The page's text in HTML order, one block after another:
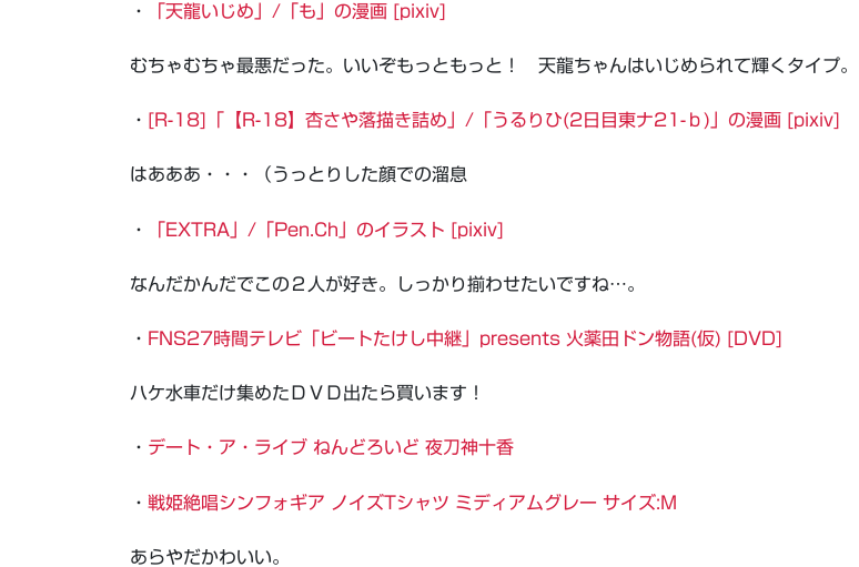
・ 「天龍いじめ」/「も」の漫画 [pixiv]
むちゃむちゃ最悪だった。いいぞもっともっと！ 天龍ちゃんはいじめられて輝くタイプ。
・ [R-18]「【R-18】杏さや落描き詰め」/「うるりひ(2日目東ナ21-ｂ)」の漫画 [pixiv]
はあああ・・・（うっとりした顔での溜息
・ 「EXTRA」/「Pen.Ch」のイラスト [pixiv]
なんだかんだでこの２人が好き。しっかり揃わせたいですね…。
・ FNS27時間テレビ「ビートたけし中継」presents 火薬田ドン物語(仮) [DVD]
ハケ水車だけ集めたＤＶＤ出たら買います！
・ デート・ア・ライブ ねんどろいど 夜刀神十香
・ 戦姫絶唱シンフォギア ノイズTシャツ ミディアムグレー サイズ:M
あらやだかわいい。